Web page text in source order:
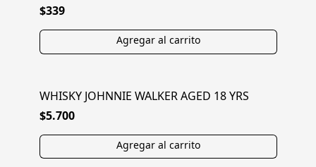
$339
WHISKY JOHNNIE WALKER AGED 18 YRS
$5.700